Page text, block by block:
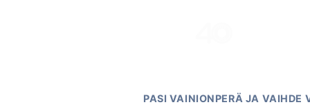
PASI VAINIONPERÄ JA VAIHDE